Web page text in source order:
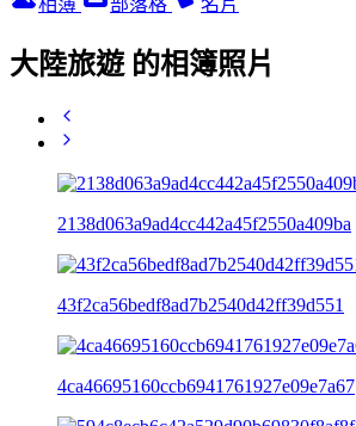
大陸旅遊 的相簿照片
2138d063a9ad4cc442a45f2550a409ba
43f2ca56bedf8ad7b2540d42ff39d551
4ca46695160ccb6941761927e09e7a67